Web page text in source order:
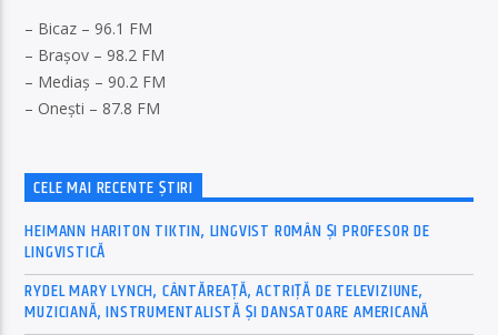
– Bicaz – 96.1 FM
– Brașov – 98.2 FM
– Mediaș – 90.2 FM
– Onești – 87.8 FM
CELE MAI RECENTE ȘTIRI
HEIMANN HARITON TIKTIN, LINGVIST ROMÂN ȘI PROFESOR DE
LINGVISTICĂ
RYDEL MARY LYNCH, CÂNTĂREAȚĂ, ACTRIȚĂ DE TELEVIZIUNE,
MUZICIANĂ, INSTRUMENTALISTĂ ȘI DANSATOARE AMERICANĂ